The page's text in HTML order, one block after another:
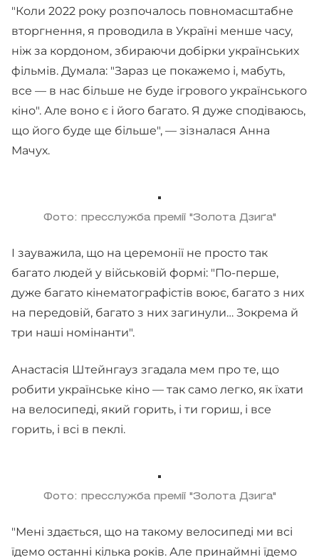
"Коли 2022 року розпочалось повномасштабне
вторгнення, я проводила в Україні менше часу,
ніж за кордоном, збираючи добірки українських
фільмів. Думала: "Зараз це покажемо і, мабуть,
все — в нас більше не буде ігрового українського
кіно". Але воно є і його багато. Я дуже сподіваюсь,
що його буде ще більше", — зізналася Анна
Мачух.
Фото: пресслужба премії "Золота Дзиґа"
І зауважила, що на церемонії не просто так
багато людей у військовій формі: "По-перше,
дуже багато кінематографістів воює, багато з них
на передовій, багато з них загинули… Зокрема й
три наші номінанти".
Анастасія Штейнгауз згадала мем про те, що
робити українське кіно — так само легко, як їхати
на велосипеді, який горить, і ти гориш, і все
горить, і всі в пеклі.
Фото: пресслужба премії "Золота Дзиґа"
"Мені здається, що на такому велосипеді ми всі
їдемо останні кілька років. Але принаймні їдемо